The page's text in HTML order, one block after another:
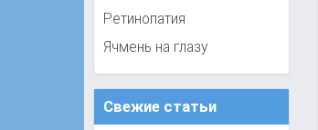
Ретинопатия
Ячмень на глазу
Свежие статьи